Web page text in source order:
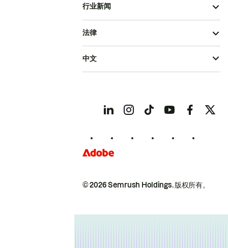
行业新闻
© 2026 Semrush Holdings.版权所有。
法律
中文